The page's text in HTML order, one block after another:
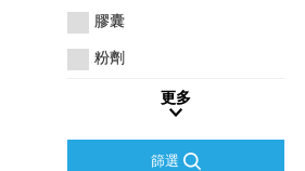
膠囊
粉劑
更多
篩選